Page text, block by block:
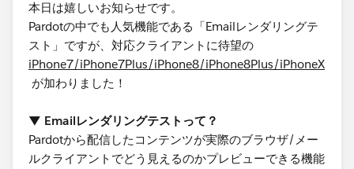
本日は嬉しいお知らせです。
Pardotの中でも人気機能である「Emailレンダリングテ
スト」ですが、対応クライアントに待望の
iPhone7/iPhone7Plus/iPhone8/iPhone8Plus/iPhoneX
が加わりました！
▼ Emailレンダリングテストって？
Pardotから配信したコンテンツが実際のブラウザ/メー
ルクライアントでどう見えるのかプレビューできる機能